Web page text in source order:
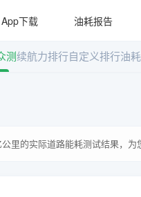
App下载 油耗报告
测续航力排行自定义排行油
里的实际道路能耗测试结果，